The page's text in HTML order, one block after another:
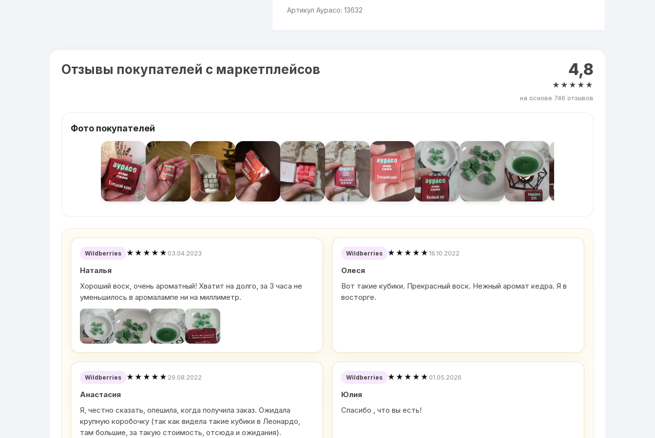
Артикул Аурасо: 13632
Отзывы покупателей с маркетплейсов 4,8
★★★★★
на основе 746 отзывов
Фото покупателей
Wildberries ★★★★★ 03.04.2023
Наталья
Хороший воск, очень ароматный! Хватит на долго, за 3 часа не
уменьшилось в аромалампе ни на миллиметр.
Wildberries ★★★★★16.10.2022
Олеся
Вот такие кубики. Прекрасный воск. Нежный аромат кедра. Я в
восторге.
Wildberries ★★★★★ 29.08.2022
Анастасия
Я, честно сказать, опешила, когда получила заказ. Ожидала
крупную коробочку (так как видела такие кубики в Леонардо,
там большие, за такую стоимость, отсюда и ожидания).
Wildberries ★★★★★ 01.05.2026
Юлия
Спасибо , что вы есть!